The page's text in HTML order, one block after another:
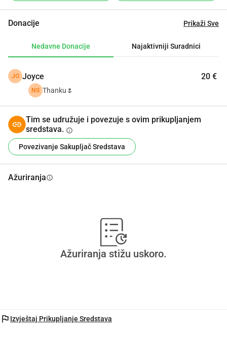
Donacije Prikaži Sve
Nedavne Donacije Najaktivniji Suradnici
JO Joyce 20 €
NS Thanku🌷
Tim se udružuje i povezuje s ovim prikupljanjem
sredstava. info
Povezivanje Sakupljač Sredstava
Ažuriranjainfo
Ažuriranja stižu uskoro.
flag Izvještaj Prikupljanje Sredstava